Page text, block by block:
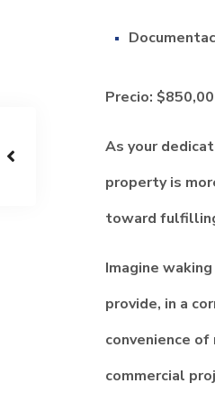
Precio:
As your
property is
toward
Imagine
provide, in a
convenience
commercial